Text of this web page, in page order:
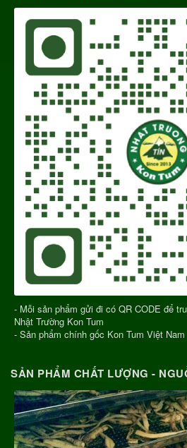
- Mỗi sản phẩm gửi đi có QR CODE để
Nhật Trường Kon Tum
- Sản phẩm chính gốc Kon Tum Việt Nam
SẢN PHẨM CHẤT LƯỢNG -